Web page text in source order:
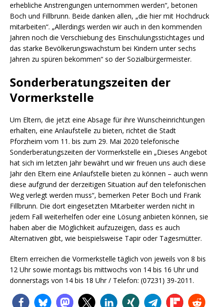
erhebliche Anstrengungen unternommen werden“, betonen
Boch und Fillbrunn. Beide danken allen, „die hier mit Hochdruck
mitarbeiten“. „Allerdings werden wir auch in den kommenden
Jahren noch die Verschiebung des Einschulungsstichtages und
das starke Bevölkerungswachstum bei Kindern unter sechs
Jahren zu spüren bekommen“ so der Sozialbürgermeister.
Sonderberatungszeiten der
Vormerkstelle
Um Eltern, die jetzt eine Absage für ihre Wunscheinrichtungen
erhalten, eine Anlaufstelle zu bieten, richtet die Stadt
Pforzheim vom 11. bis zum 29. Mai 2020 telefonische
Sonderberatungszeiten der Vormerkstelle ein „Dieses Angebot
hat sich im letzten Jahr bewährt und wir freuen uns auch diese
Jahr den Eltern eine Anlaufstelle bieten zu können – auch wenn
diese aufgrund der derzeitigen Situation auf den telefonischen
Weg verlegt werden muss“, bemerken Peter Boch und Frank
Fillbrunn. Die dort eingesetzten Mitarbeiter werden nicht in
jedem Fall weiterhelfen oder eine Lösung anbieten können, sie
haben aber die Möglichkeit aufzuzeigen, dass es auch
Alternativen gibt, wie beispielsweise Tapir oder Tagesmütter.
Eltern erreichen die Vormerkstelle täglich von jeweils von 8 bis
12 Uhr sowie montags bis mittwochs von 14 bis 16 Uhr und
donnerstags von 14 bis 18 Uhr / Telefon: (07231) 39-2011.